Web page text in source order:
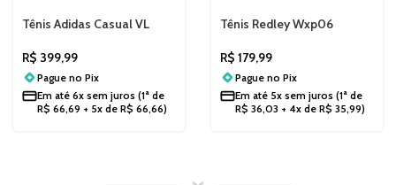
Tênis Adidas Casual VL
Feminino HP7197
R$ 399,99
Pague no Pix
Em até 6x sem juros (1ª de
R$ 66,69 + 5x de R$ 66,66)
Tênis Redley Wxp06
R$ 179,99
Pague no Pix
Em até 5x sem juros (1ª de
R$ 36,03 + 4x de R$ 35,99)